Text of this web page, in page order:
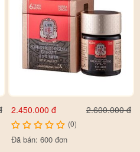
streptozotocin là nguyên nhân
động enzym liên quan tới sự
do đó giúp gan tránh được
gan .
tới sự thoái hóa của cơ thể.
2.450.000 đ 2.600.000 đ
(0)
Đã bán: 600 đơn